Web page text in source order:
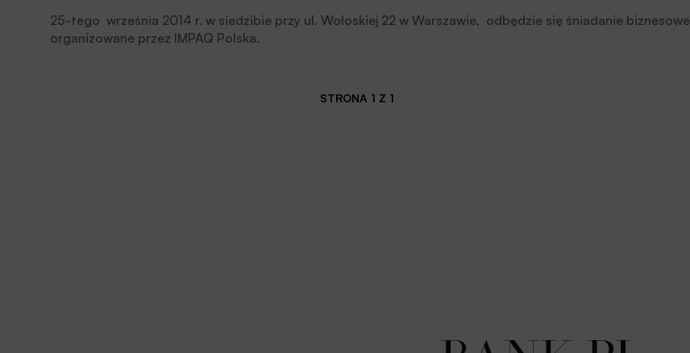
25-tego września 2014 r. w siedzibie przy ul. Wołoskiej 22 w Warszawie, odbędzie się śniadanie biznesowe
organizowane przez IMPAQ Polska.
STRONA 1 Z 1